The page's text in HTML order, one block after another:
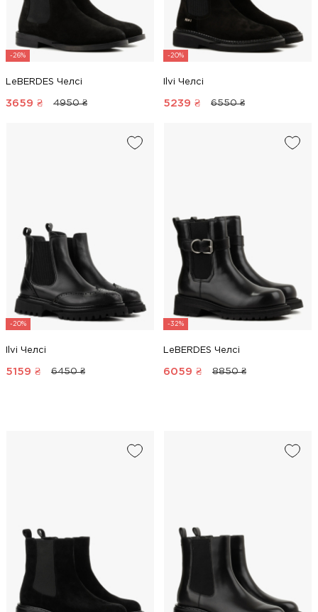
-26%
LeBERDES Челсі
3659 ₴ 4950 ₴
-20%
Ilvi Челсі
5239 ₴ 6550 ₴
-20%
Ilvi Челсі
5159 ₴ 6450 ₴
-32%
LeBERDES Челсі
6059 ₴ 8850 ₴